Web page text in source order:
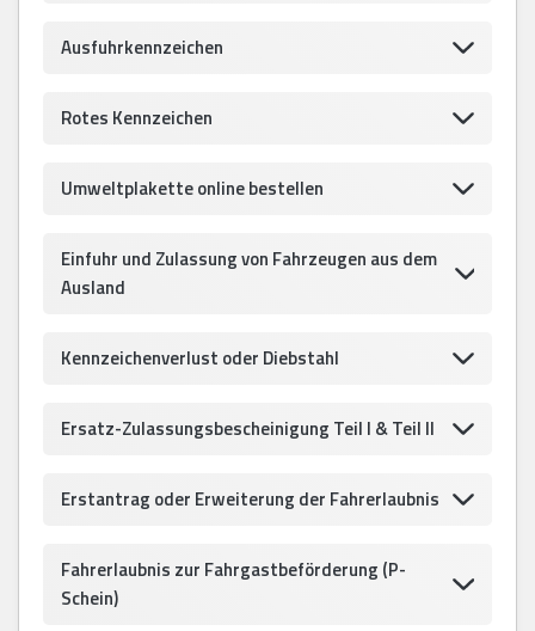
Ausfuhrkennzeichen
Rotes Kennzeichen
Umweltplakette online bestellen
Einfuhr und Zulassung von Fahrzeugen aus dem
Ausland
Kennzeichenverlust oder Diebstahl
Ersatz-Zulassungsbescheinigung Teil I & Teil II
Erstantrag oder Erweiterung der Fahrerlaubnis
Fahrerlaubnis zur Fahrgastbeförderung (P-
Schein)